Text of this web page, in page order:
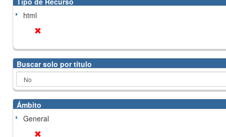
html
Buscar solo por título
Ámbito
General